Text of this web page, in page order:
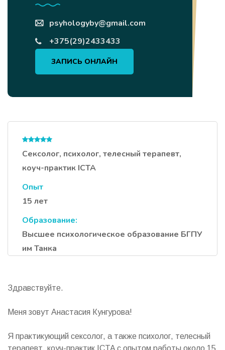
psyhologyby@gmail.com
+375(29)2433433
ЗАПИСЬ ОНЛАЙН
Сексолог, психолог, телесный терапевт,
коуч-практик ICTA
Опыт
15 лет
Образование:
Высшее психологическое образование БГПУ
им Танка
Здравствуйте.
Меня зовут Анастасия Кунгурова!
Я практикующий сексолог, а также психолог, телесный
терапевт, коуч-практик ICTA с опытом работы около 15